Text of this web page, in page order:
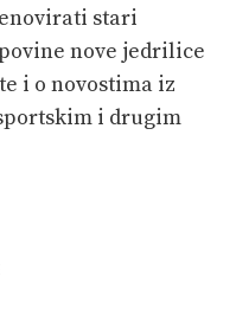
stari
nove jedrilice
i o novostima iz
i drugim